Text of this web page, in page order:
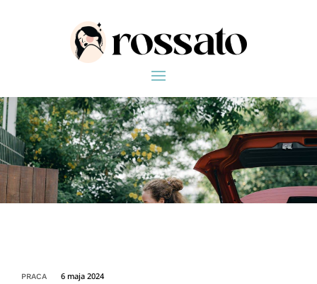
PRACA 6 maja 2024